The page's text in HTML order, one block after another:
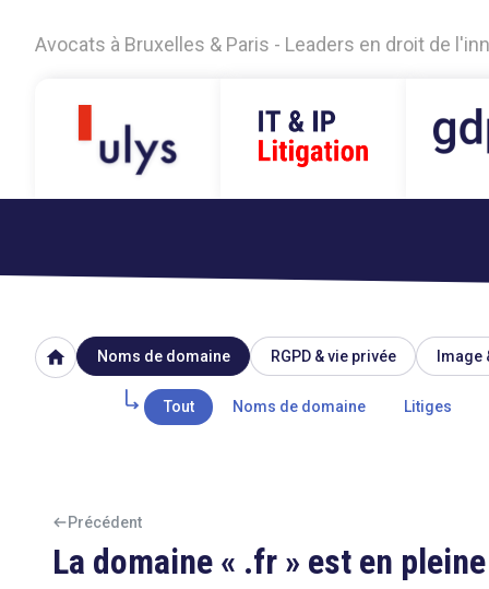
Avocats à Bruxelles & Paris - Leaders en droit de
home Noms de domaine RGPD & vie privée Image
Tout Noms de domaine Litiges
Précédent
La domaine « .fr » est en